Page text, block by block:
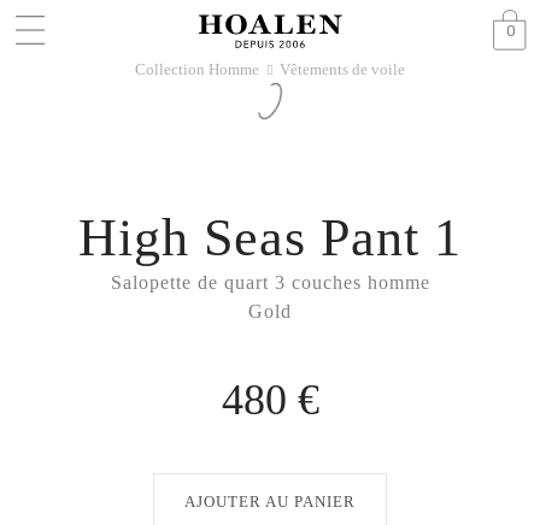
0
Collection Homme 􀆊 Vêtements de voile
Salopette de quart 3 couches homme
Gold
High Seas Pant 1
480 €
AJOUTER AU PANIER